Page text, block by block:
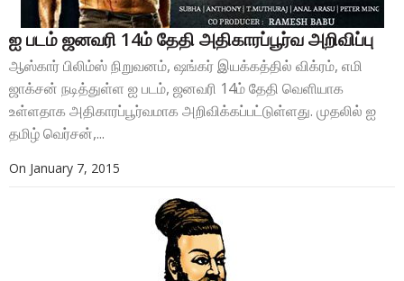
ஐ படம் ஜனவரி 14ம் தேதி அதிகாரப்பூர்வ அறிவிப்பு
ஆஸ்கார் பிலிம்ஸ் நிறுவனம், ஷங்கர் இயக்கத்தில் விக்ரம், எமி
ஜாக்சன் நடித்துள்ள ஐ படம், ஜனவரி 14ம் தேதி வெளியாக
உள்ளதாக அதிகாரப்பூர்வமாக அறிவிக்கப்பட்டுள்ளது. முதலில் ஐ
தமிழ் வெர்சன்,...
On January 7, 2015